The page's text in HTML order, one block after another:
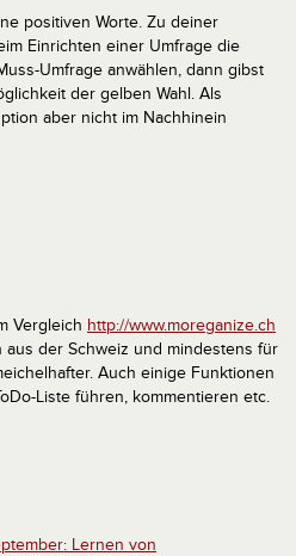
positiven Worte. Zu deiner
Einrichten einer Umfrage die
Umfrage anwählen, dann gibst
der gelben Wahl. Als
aber nicht im Nachhinein
Vergleich http://www.moreganize.ch
aus der Schweiz und mindestens für
Auch einige Funktionen
Liste führen, kommentieren etc.
Lernen von